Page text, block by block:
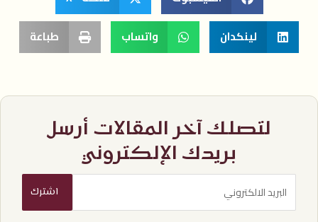
لينكدان
واتساب طباعة
لتصلك آخر المقالات أرسل
بريدك الإلكتروني